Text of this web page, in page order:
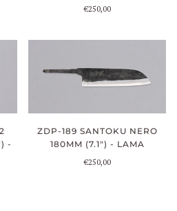
€250,00
-
ZDP-189 SANTOKU NERO
180MM (7.1") - LAMA
€250,00